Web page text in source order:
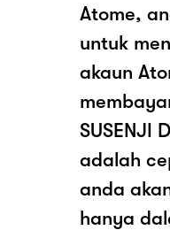
Atome,
untuk
akaun
SUSENJI
adalah
anda
hanya